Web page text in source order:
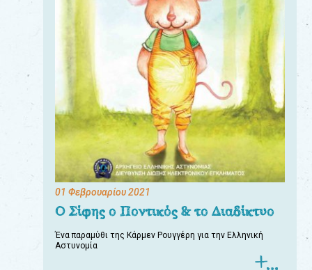
01 Φεβρουαρίου 2021
Ο Σίφης ο Ποντικός & το Διαδίκτυο
Ένα παραμύθι της Κάρμεν Ρουγγέρη για την Ελληνική
Αστυνομία